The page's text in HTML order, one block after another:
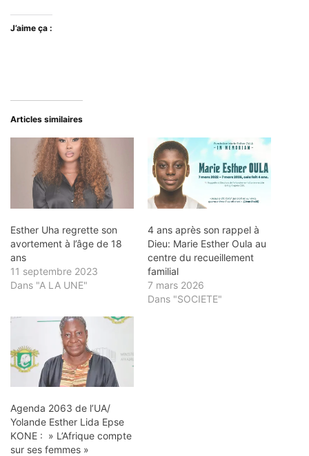
J’aime ça :
Articles similaires
Esther Uha regrette son
avortement à l’âge de 18
ans
11 septembre 2023
Dans "A LA UNE"
4 ans après son rappel à
Dieu: Marie Esther Oula au
centre du recueillement
familial
7 mars 2026
Dans "SOCIETE"
Agenda 2063 de l’UA/
Yolande Esther Lida Epse
KONE : » L’Afrique compte
sur ses femmes »